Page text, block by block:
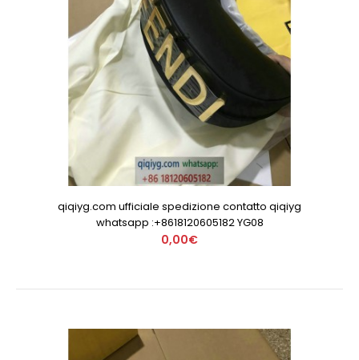
qiqiyg.com ufficiale spedizione contatto qiqiyg
whatsapp :+8618120605182 YG08
0,00€